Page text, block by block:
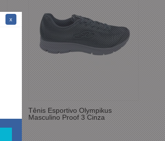
Tênis Esportivo Olympikus
Masculino Proof 3 Cinza